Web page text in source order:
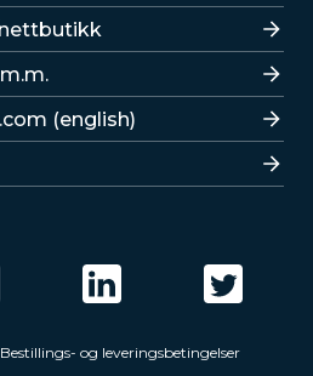
(english)
Bestillings- og leveringsbetingelser